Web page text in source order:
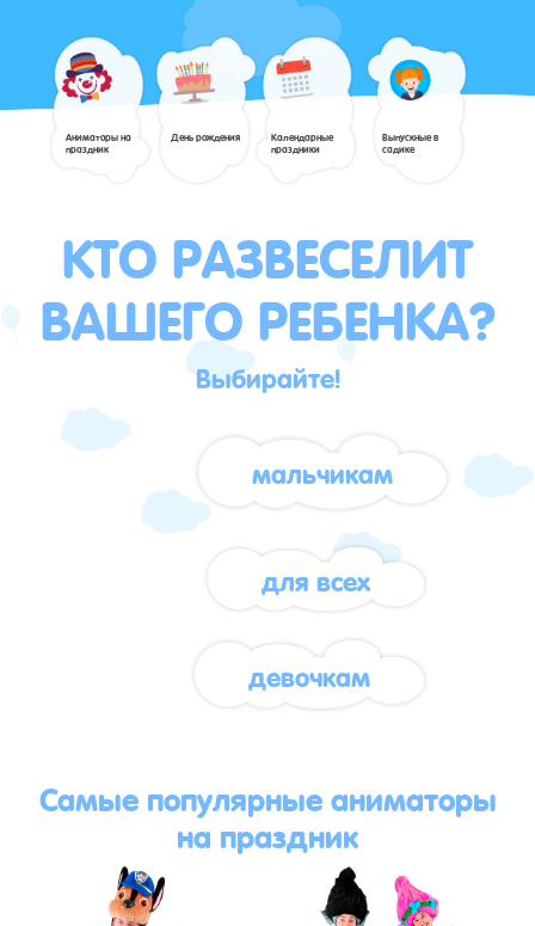
Аниматоры на
праздник
День рождения Календарные
праздники
Выпускные в
садике
КТО РАЗВЕСЕЛИТ
ВАШЕГО РЕБЕНКА?
Выбирайте!
мальчикам
для всех
девочкам
Самые популярные аниматоры
на праздник